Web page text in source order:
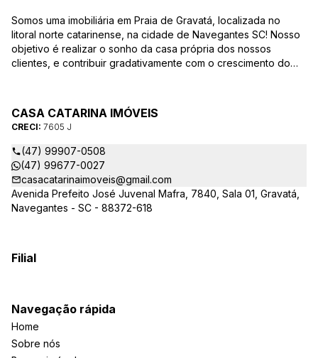
Somos uma imobiliária em Praia de Gravatá, localizada no
litoral norte catarinense, na cidade de Navegantes SC! Nosso
objetivo é realizar o sonho da casa própria dos nossos
clientes, e contribuir gradativamente com o crescimento do
CASA CATARINA IMÓVEIS
CRECI: 7605 J
(47) 99907-0508
(47) 99677-0027
casacatarinaimoveis@gmail.com
Avenida Prefeito José Juvenal Mafra, 7840, Sala 01, Gravatá,
Navegantes - SC - 88372-618
Filial
Navegação rápida
Home
Sobre nós